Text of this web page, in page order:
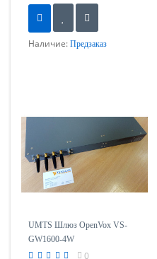
Наличие: Предзаказ
UMTS Шлюз OpenVox VS-
GW1600-4W
0